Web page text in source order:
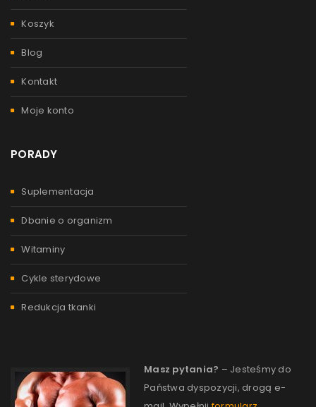
Koszyk
Blog
Kontakt
Moje konto
PORADY
Suplementacja
Dbanie o organizm
Witaminy
Cykle sterydowe
Redukcja tkanki
Masz pytania? – Jesteśmy do
Państwa dyspozycji, drogą e-